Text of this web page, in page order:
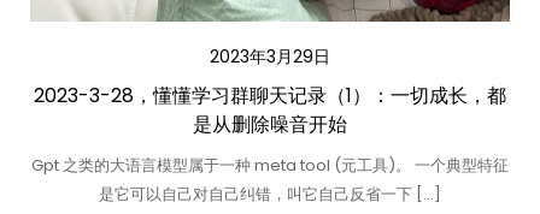
2023年3月29日
2023-3-28，懂懂学习群聊天记录（1）：一切成长，都
是从删除噪音开始
Gpt 之类的大语言模型属于一种 meta tool (元工具)。 一个典型特征
是它可以自己对自己纠错，叫它自己反省一下 […]